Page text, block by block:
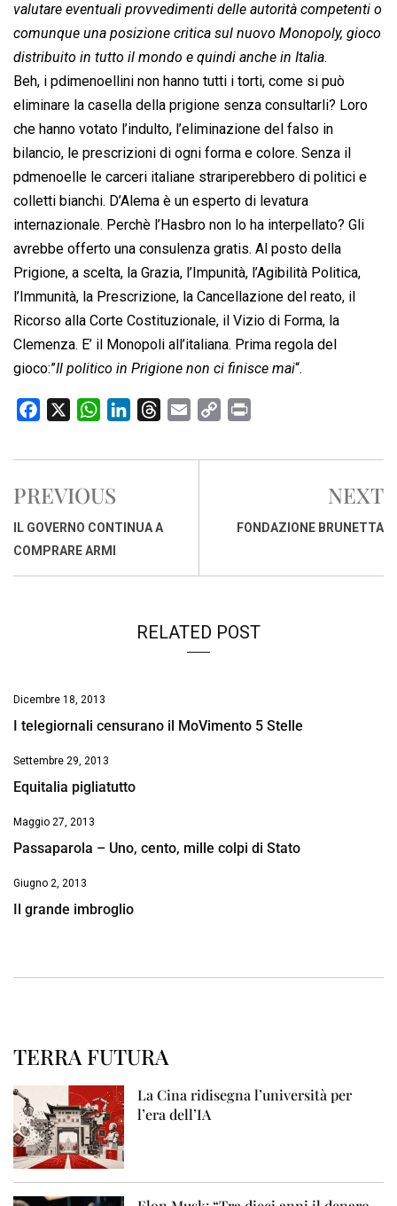
valutare eventuali provvedimenti delle autorità competenti o
comunque una posizione critica sul nuovo Monopoly, gioco
distribuito in tutto il mondo e quindi anche in Italia.
Beh, i pdimenoellini non hanno tutti i torti, come si può
eliminare la casella della prigione senza consultarli? Loro
che hanno votato l’indulto, l’eliminazione del falso in
bilancio, le prescrizioni di ogni forma e colore. Senza il
pdmenoelle le carceri italiane strariperebbero di politici e
colletti bianchi. D’Alema è un esperto di levatura
internazionale. Perchè l’Hasbro non lo ha interpellato? Gli
avrebbe offerto una consulenza gratis. Al posto della
Prigione, a scelta, la Grazia, l’Impunità, l’Agibilità Politica,
l’Immunità, la Prescrizione, la Cancellazione del reato, il
Ricorso alla Corte Costituzionale, il Vizio di Forma, la
Clemenza. E’ il Monopoli all’italiana. Prima regola del
gioco:”Il politico in Prigione non ci finisce mai“.
c
b
o
o
W
a
s
A
p
n
d
r
d
a
p
i
PREVIOUS
IL GOVERNO CONTINUA A
COMPRARE ARMI
NEXT
FONDAZIONE BRUNETTA
RELATED POST
Dicembre 18, 2013
I telegiornali censurano il MoVimento 5 Stelle
Settembre 29, 2013
Equitalia pigliatutto
Maggio 27, 2013
Passaparola – Uno, cento, mille colpi di Stato
Giugno 2, 2013
Il grande imbroglio
TERRA FUTURA
La Cina ridisegna l’università per
l’era dell’IA